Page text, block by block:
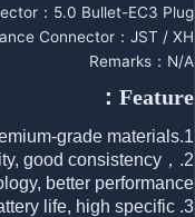
：5.0 Bullet-EC3 Plug
Connector：JST / XH
Remarks：N/A
Feature：
1.Elected premium-grade materials.
good consistency，
better performance.
life, high specific